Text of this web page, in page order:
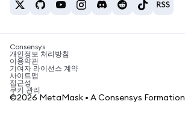
ETH를 USDT로 환전
USDT 매수
SHIB 매수
BNB 매수
암호화폐 세금 뉴스
암호화폐 매수 방법
비트코인 매도 방법
Consensys
개인정보 처리방침
이용약관
기여자 라이선스 계약
사이트맵
접근성
쿠키 관리
©2026 MetaMask • A Consensys Formation